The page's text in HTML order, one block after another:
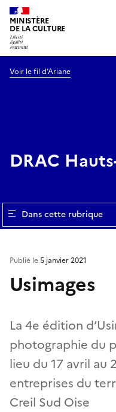
MINISTÈRE
DE LA CULTURE
Voir le fil d’Ariane
DRAC
Dans cette rubrique
Usimages
La 4e édition
photographie du
lieu du 17 avril au
entreprises du
Creil Sud Oise
Publié le5 janvier 2021